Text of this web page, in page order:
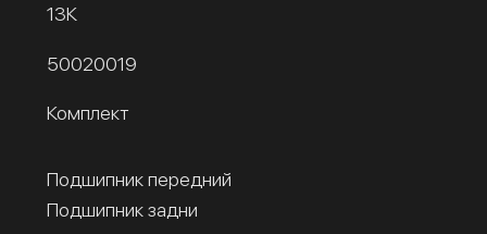
13К
50020019
Комплект
Подшипник передний
Подшипник задни